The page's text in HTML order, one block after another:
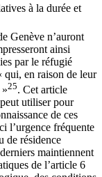
à la durée et
Genève n’auront
ainsi
par le réfugié
qui, en raison de leur
25. Cet article
utiliser pour
de ces
l’urgence fréquente
de résidence
maintiennent
de l’article 6